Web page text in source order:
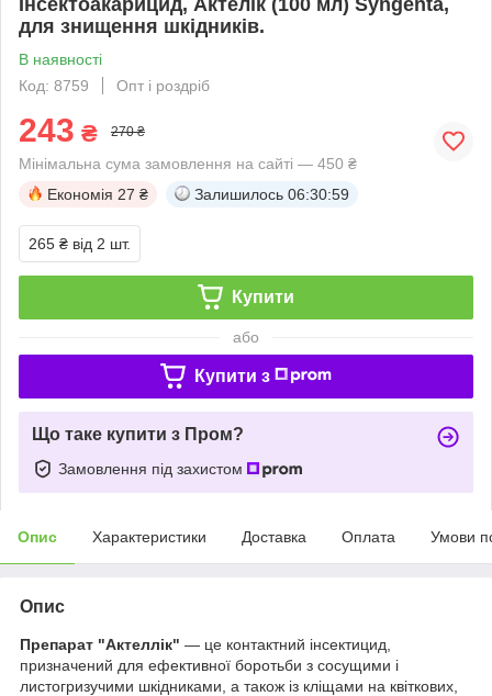
для знищення шкідників.
В наявності
Код: 8759
Опт і роздріб
243 ₴ 270 ₴
Мінімальна сума замовлення на сайті — 450 ₴
Економія 27 ₴ Залишилось 06:30:58
265 ₴ від 2 шт.
Купити
або
Купити з
Що таке купити з Пром?
Замовлення під захистом
Опис Характеристики Доставка Оплата Умови
Опис
Препарат "Актеллік" — це контактний інсектицид,
призначений для ефективної боротьби з сосущими і
листогризучими шкідниками, а також із кліщами на квіткових,